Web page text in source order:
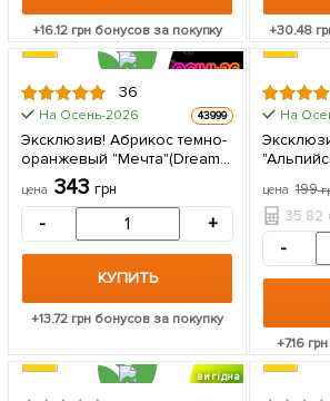
+16.12грн бонусов за покупку +30.48
36
На Осень-2026 43999
Эксклюзив! Абрикос темно-
oрaнжeвый "Мечта"(Dream)
(канадская селекция,
премиальный средне-
упаковке
цена 343грн
- +
КУПИТЬ
+13.72 грн бонусов за покупку
На
цена 199
35.82
-
+7.16
вигідна